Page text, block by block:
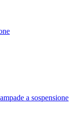
a sospensione